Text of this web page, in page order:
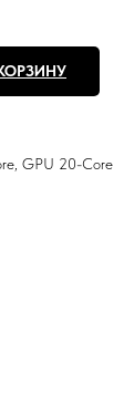
GPU 20-Core